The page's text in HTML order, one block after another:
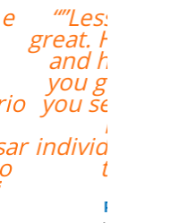
going
very nice
I found
and
fit my
training